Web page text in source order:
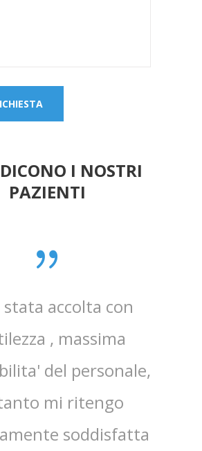
I NOSTRI
PAZIENTI
stata accolta con
, massima
del personale,
mi ritengo
soddisfatta